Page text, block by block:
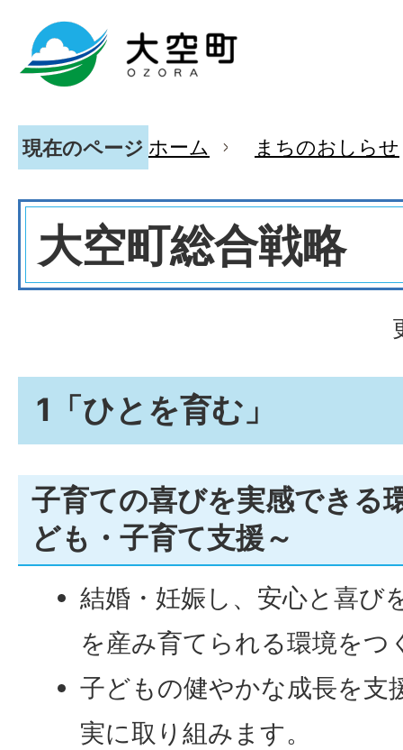
現在のページ ホーム まちのおしらせ
大空町総合戦略
1「ひとを育む」
子育ての喜びを実感できる
ども・子育て支援～
結婚・妊娠し、安心と喜び
を産み育てられる環境をつ
子どもの健やかな成長を支
実に取り組みます。